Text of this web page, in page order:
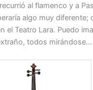
al flamenco y a
algo muy diferente;
el Teatro Lara. Puedo
todos mirándose…